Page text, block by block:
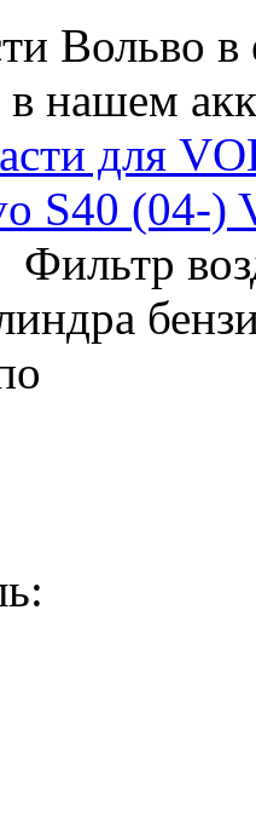
Вольво
в нашем
для
S40 (04-)
Фильтр